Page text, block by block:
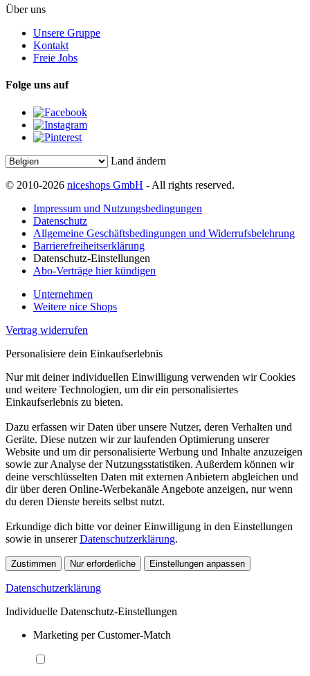
Über uns
Unsere Gruppe
Kontakt
Freie Jobs
Folge uns auf
Land ändern
© 2010-2026 niceshops GmbH - All rights reserved.
Impressum und Nutzungsbedingungen
Datenschutz
Allgemeine Geschäftsbedingungen und Widerrufsbelehrung
Barrierefreiheitserklärung
Datenschutz-Einstellungen
Abo-Verträge hier kündigen
Unternehmen
Weitere nice Shops
Vertrag widerrufen
Personalisiere dein Einkaufserlebnis
Nur mit deiner individuellen Einwilligung verwenden wir Cookies
und weitere Technologien, um dir ein personalisiertes
Einkaufserlebnis zu bieten.
Dazu erfassen wir Daten über unsere Nutzer, deren Verhalten und
Geräte. Diese nutzen wir zur laufenden Optimierung unserer
Website und um dir personalisierte Werbung und Inhalte anzuzeigen
sowie zur Analyse der Nutzungsstatistiken. Außerdem können wir
deine verschlüsselten Daten mit externen Anbietern abgleichen und
dir über deren Online-Werbekanäle Angebote anzeigen, nur wenn
du deren Dienste bereits selbst nutzt.
Erkundige dich bitte vor deiner Einwilligung in den Einstellungen
sowie in unsererDatenschutzerklärung.
Zustimmen Nur erforderliche Einstellungen anpassen
Datenschutzerklärung
Individuelle Datenschutz-Einstellungen
Marketing per Customer-Match